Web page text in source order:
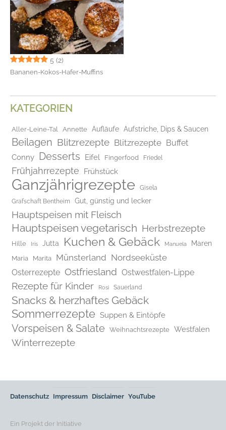
5 (2)
Bananen-Kokos-Hafer-Muffins
KATEGORIEN
Aller-Leine-Tal Annette Aufläufe Aufstriche, Dips & Saucen
Beilagen Blitzrezepte Blitzrezepte Buffet
Conny Desserts Eifel Fingerfood Friedel
Frühjahrrezepte Frühstück
Ganzjährigrezepte
Gisela
Grafschaft Bentheim
Gut, günstig und lecker
Hauptspeisen mit Fleisch
Hauptspeisen vegetarisch Herbstrezepte
Hille Iris Jutta Kuchen & Gebäck Manuela Maren
Maria Marita Münsterland Nordseeküste
Osterrezepte Ostfriesland Ostwestfalen-Lippe
Rezepte für Kinder Rosi Sauerland
Snacks & herzhaftes Gebäck
Sommerrezepte Suppen & Eintöpfe
Vorspeisen & Salate Weihnachtsrezepte Westfalen
Winterrezepte
Datenschutz Impressum Disclaimer YouTube
Ein Projekt der Initiative